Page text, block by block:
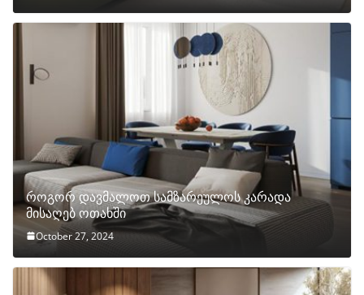
როგორ დავმალოთ სამზარეულოს კარადა
მისაღებ ოთახში
October 27, 2024